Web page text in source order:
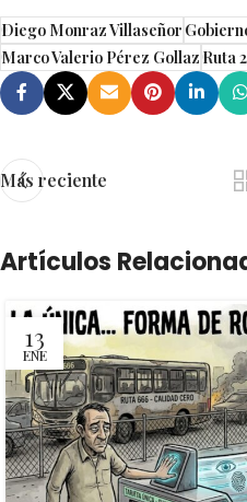
Diego Monraz Villaseñor
Marco Valerio Pérez GollazRuta
Más reciente
Artículos
13
ENE